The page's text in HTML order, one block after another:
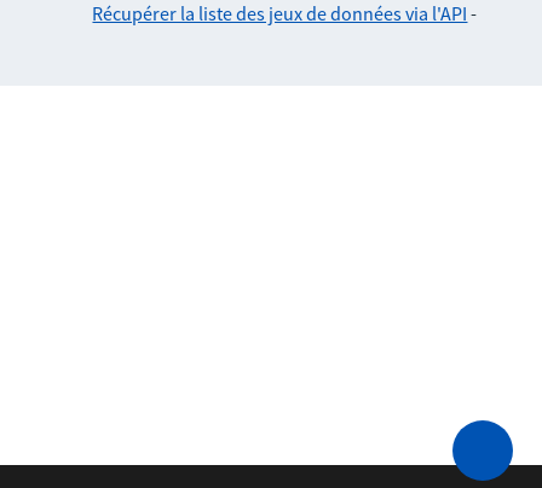
Récupérer la liste des jeux de données via l'API -